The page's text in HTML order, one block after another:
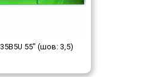
55" (шов: 3,5)